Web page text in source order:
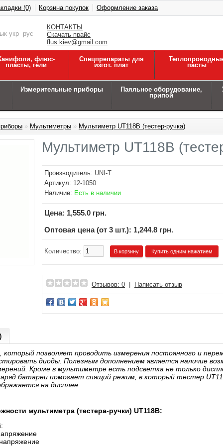
КОНТАКТЫ
Скачать прайс
flus.kiev@gmail.com
укр рус
(0) Корзина покупок Оформление заказа
флюс-
пласты, гели
Спецпрепараты для
изгот. плат
пасты
Измерительные приборы
Паяльное оборудование,
припой
» Мультиметры » Мультиметр UT118B (тестер-ручка)
Мультиметр UT118B
Производитель: UNI-T
Артикул: 12-1050
Наличие: Есть в наличии
Цена: 1,555.0 грн.
Оптовая цена (от 3 шт.): 1,244.8 грн.
Количество: Купить одним нажатием
Отзывов: 0 Написать отзыв
позволяет проводить измерения постоянного и
диоды. Полезным дополнением является наличие
Кроме в мультиметре есть подсветка не только
батареи помогает спящий режим, в который тестер
на дисплее.
мультиметра (тестера-ручки) UT118B: